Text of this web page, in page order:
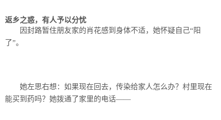
返乡之惑，有人予以分忧
因封路暂住朋友家的肖花感到身体不适，她怀疑自己“阳
了”。
她左思右想：如果现在回去，传染给家人怎么办？村里现在
能买到药吗？她拨通了家里的电话——